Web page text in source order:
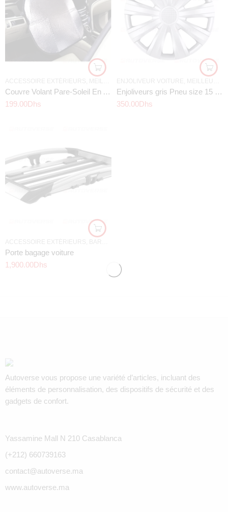
ACCESSOIRE EXTÉRIEURS MEILLEURS OFFRES , PARE SOLEIL VOITURE
Couvre Volant Pare-Soleil En Aluminium Pour La Voiture
199.00Dhs
ENJOLIVEUR VOITURE MEILLEURS OFFRES
Enjoliveurs gris Pneu size 15 » – KOD328
350.00Dhs
ACCESSOIRE EXTÉRIEURS BARRE DE TOIT
Porte bagage voiture
1,900.00Dhs
Autoverse vous propose une variété d’articles, incluant des
éléments de personnalisation, des dispositifs de sécurité et des
gadgets de confort.
Yassamine Mall N 210 Casablanca
(+212) 660739163
contact@autoverse.ma
www.autoverse.ma